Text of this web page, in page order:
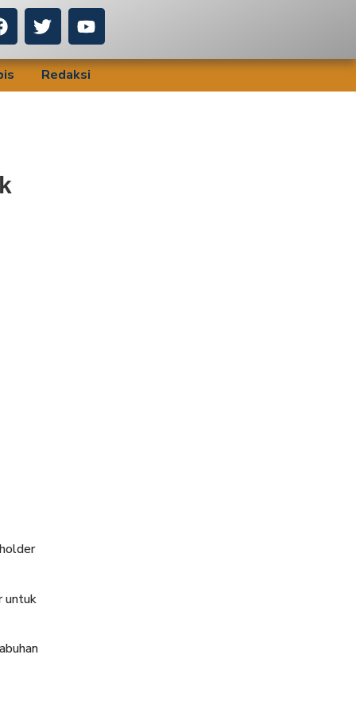
Redaksi
untuk